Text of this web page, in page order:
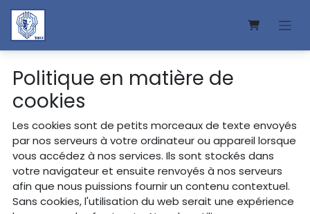
Se rendre au contenu
Politique en matière de
cookies
Les cookies sont de petits morceaux de texte envoyés
par nos serveurs à votre ordinateur ou appareil lorsque
vous accédez à nos services. Ils sont stockés dans
votre navigateur et ensuite renvoyés à nos serveurs
afin que nous puissions fournir un contenu contextuel.
Sans cookies, l'utilisation du web serait une expérience